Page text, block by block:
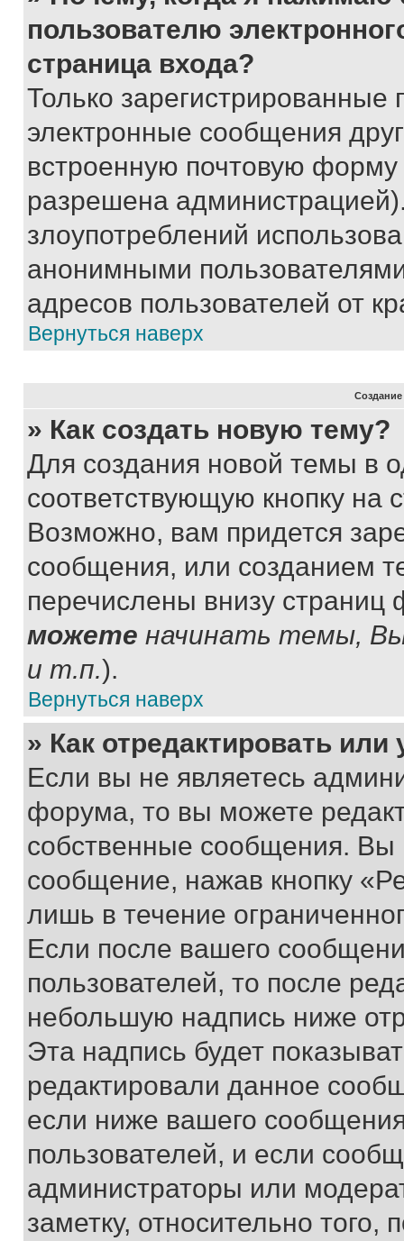
пользователю
страница входа?
Только зарегистрированные
электронные сообщения
встроенную почтовую
разрешена
злоупотреблений
анонимными
адресов пользователей от
Вернуться наверх
» Как создать новую тему?
Для создания новой темы в
соответствующую кнопку
Возможно, вам придется
сообщения, или созданием
перечислены внизу
можете начинать темы,
и т.п.).
Вернуться наверх
» Как отредактировать
Если вы не являетесь
форума, то вы можете
собственные сообщения. Вы
сообщение, нажав кнопку
лишь в течение
Если после вашего
пользователей, то после
небольшую надпись ниже
Эта надпись будет
редактировали данное
если ниже вашего
пользователей, и если
администраторы или
заметку, относительно